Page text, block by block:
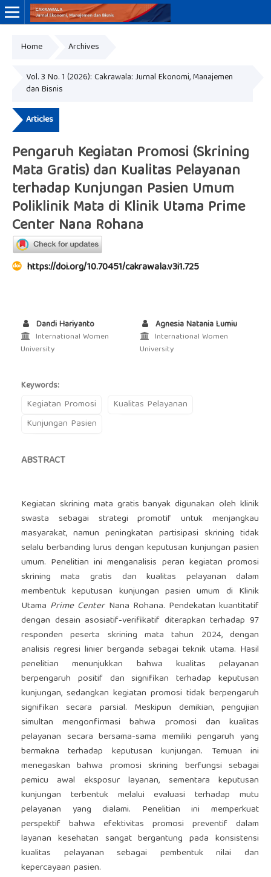
Home Archives
Vol. 3 No. 1 (2026): Cakrawala: Jurnal Ekonomi, Manajemen
dan Bisnis
Articles
Pengaruh Kegiatan Promosi (Skrining
Mata Gratis) dan Kualitas Pelayanan
terhadap Kunjungan Pasien Umum
Poliklinik Mata di Klinik Utama Prime
Center Nana Rohana
https://doi.org/10.70451/cakrawala.v3i1.725
Dandi Hariyanto
International Women
University
Agnesia Natania Lumiu
International Women
University
Keywords:
Kegiatan Promosi
Kualitas Pelayanan
Kunjungan Pasien
ABSTRACT
Kegiatan skrining mata gratis banyak digunakan oleh klinik
swasta sebagai strategi promotif untuk menjangkau
masyarakat, namun peningkatan partisipasi skrining tidak
selalu berbanding lurus dengan keputusan kunjungan pasien
umum. Penelitian ini menganalisis peran kegiatan promosi
skrining mata gratis dan kualitas pelayanan dalam
membentuk keputusan kunjungan pasien umum di Klinik
Utama Prime CenterNana Rohana. Pendekatan kuantitatif
dengan desain asosiatif-verifikatif diterapkan terhadap 97
responden peserta skrining mata tahun 2024, dengan
analisis regresi linier berganda sebagai teknik utama. Hasil
penelitian menunjukkan bahwa kualitas pelayanan
berpengaruh positif dan signifikan terhadap keputusan
kunjungan, sedangkan kegiatan promosi tidak berpengaruh
signifikan secara parsial. Meskipun demikian, pengujian
simultan mengonfirmasi bahwa promosi dan kualitas
pelayanan secara bersama-sama memiliki pengaruh yang
bermakna terhadap keputusan kunjungan. Temuan ini
menegaskan bahwa promosi skrining berfungsi sebagai
pemicu awal eksposur layanan, sementara keputusan
kunjungan terbentuk melalui evaluasi terhadap mutu
pelayanan yang dialami. Penelitian ini memperkuat
perspektif bahwa efektivitas promosi preventif dalam
layanan kesehatan sangat bergantung pada konsistensi
kualitas pelayanan sebagai pembentuk nilai dan
kepercayaan pasien.